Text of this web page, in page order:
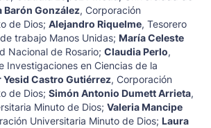
Barón González, Corporación
de Dios; Alejandro Riquelme, Tesorero
trabajo Manos Unidas; María Celeste
Nacional de Rosario; Claudia Perlo,
Investigaciones en Ciencias de la
Yesid Castro Gutiérrez, Corporación
de Dios; Simón Antonio Dumett Arrieta,
Minuto de Dios; Valeria Mancipe
Universitaria Minuto de Dios; Laura